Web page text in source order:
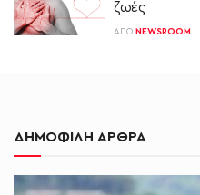
ζωές
ΑΠΌ NEWSROOM
ΔΗΜΟΦΙΛΗ ΑΡΘΡΑ